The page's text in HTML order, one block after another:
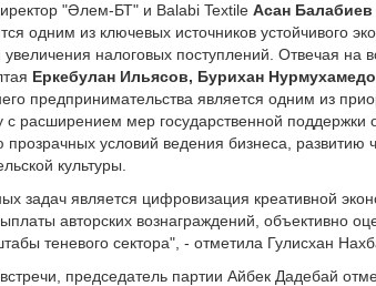
"Әлем-БТ" и Balabi Textile Асан Балабиев
одним из ключевых источников устойчивого
увеличения налоговых поступлений. Отвечая
Еркебулан Ильясов, Бурихан
предпринимательства является одним из
с расширением мер государственной поддержки
условий ведения бизнеса, развитию
культуры.
задач является цифровизация креативной
авторских вознаграждений, объективно
теневого сектора" , - отметила Гулисхан
председатель партии Айбек Дадебай